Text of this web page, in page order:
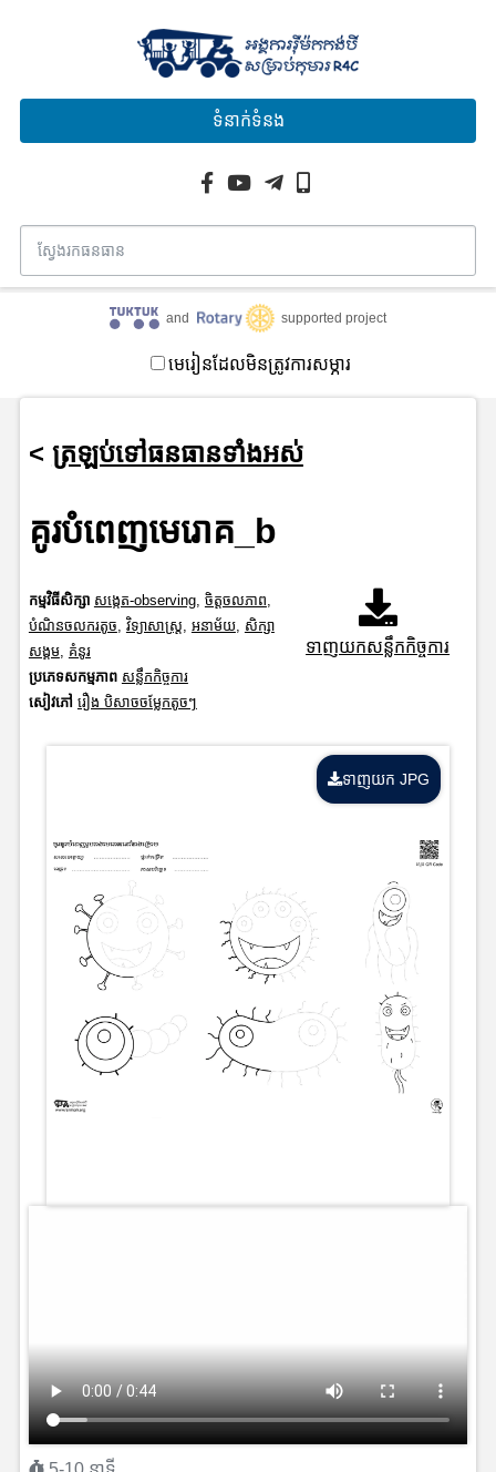
ទំនាក់ទំនង
and supported project
មេរៀនដែលមិនត្រូវការសម្ភារ
< ត្រឡប់ទៅធនធានទាំងអស់
គូរបំពេញមេរោគ_b
ទាញយកសន្លឹកកិច្ចការ
កម្មវិធីសិក្សា សង្កេត-observing, ចិត្តចលភាព
បំណិនចលករតូច វិទ្យាសាស្រ្ត អនាម័យ, សិក្សា
សង្គម, គំនូរ
ប្រភេទសកម្មភាព សន្លឹកកិច្ចការ
សៀវភៅ រឿង បិសាចចម្លែកតូចៗ
ទាញយក JPG